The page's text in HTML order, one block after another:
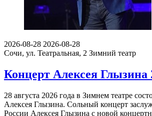
2026-08-28 2026-08-28
Сочи, ул. Театральная, 2 Зимний театр
Концерт Алексея Глызина
28 августа 2026 года в Зимнем театре
Алексея Глызина. Сольный концерт
России Алексея Глызина с новой